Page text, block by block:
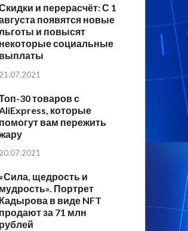
и перерасчёт: С 1
появятся новые
и повысят
некоторые социальные
выплаты
21.07.2021
30 товаров с
AliExpress, которые
помогут вам пережить
20.07.2021
«Сила, щедрость и
мудрость». Портрет
Кадырова в виде NFT
продают за 71 млн
рублей